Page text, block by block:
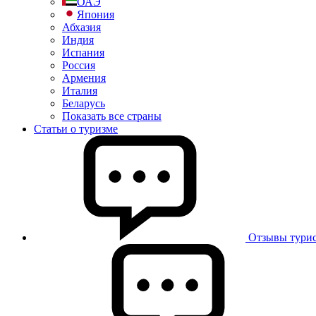
Япония
Абхазия
Индия
Испания
Россия
Армения
Италия
Беларусь
Показать все страны
Статьи о туризме
Отзывы